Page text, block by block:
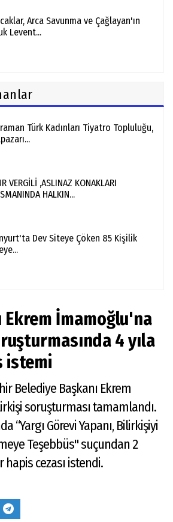
Arca Savunma ve Çağlayan'ın
Levent...
Türk Kadınları Tiyatro Topluluğu,
VERGİLİ ,ASLINAZ KONAKLARI
HALKIN...
Dev Siteye Çöken 85 Kişilik
Ekrem İmamoğlu'na
4 yıla
istemi
Belediye Başkanı Ekrem
soruşturması tamamlandı.
“Yargı Görevi Yapanı, Bilirkişiyi
Teşebbüs" suçundan 2
hapis cezası istendi.